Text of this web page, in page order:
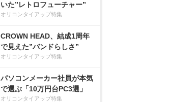
いた”レトロフューチャー”
オリコンタイアップ特集
CROWN HEAD、結成1周年
で見えた”バンドらしさ”
オリコンタイアップ特集
パソコンメーカー社員が本気
で選ぶ「10万円台PC3選」
オリコンタイアップ特集